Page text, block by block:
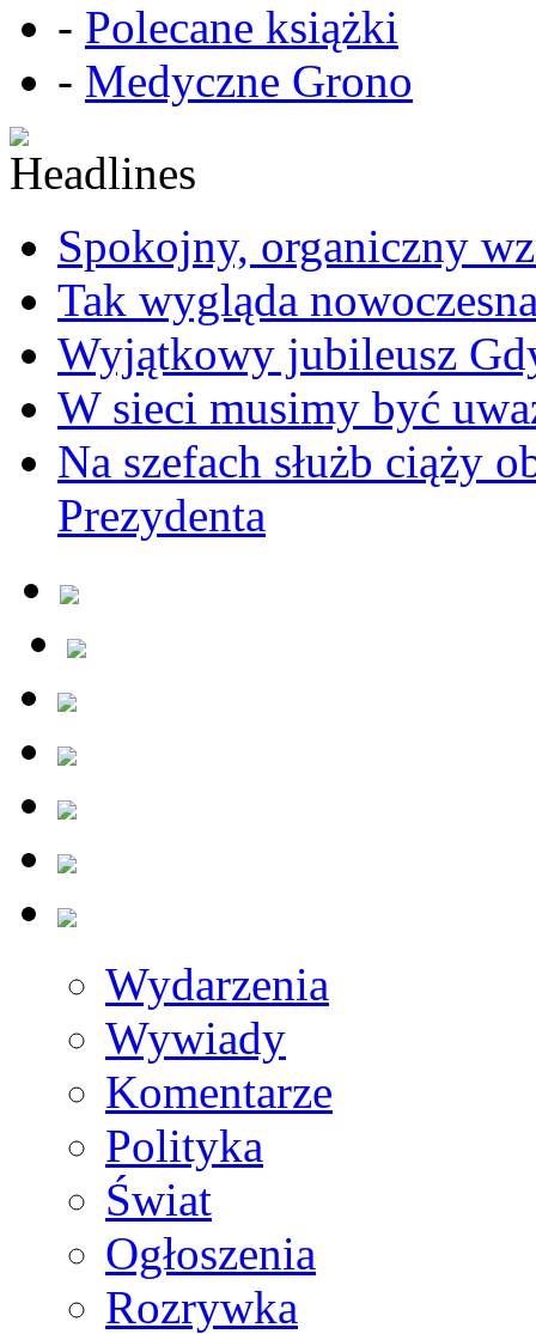
- Polecane książki
- Medyczne Grono
Spokojny, organiczny
Tak wygląda
Wyjątkowy jubileusz
W sieci musimy być
Na szefach służb ciąży
Prezydenta
Wydarzenia
Wywiady
Komentarze
Polityka
Świat
Ogłoszenia
Rozrywka